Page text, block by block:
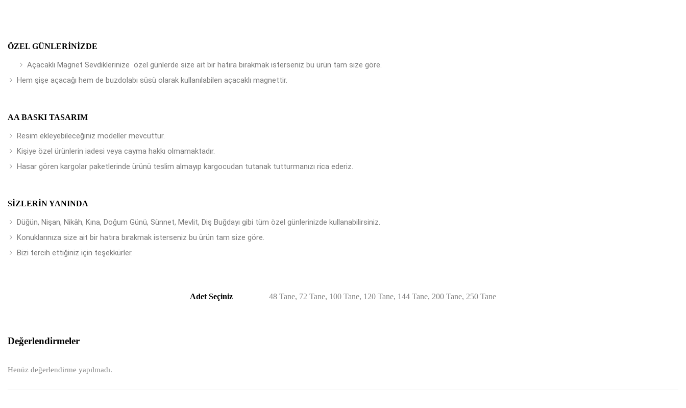
ÖZEL GÜNLERINIZDE
Açacaklı Magnet Sevdiklerinize özel günlerde size ait bir hatıra bırakmak isterseniz bu ürün tam size göre.
Hem şişe açacağı hem de buzdolabı süsü olarak kullanılabilen açacaklı magnettir.
AA BASKI TASARIM
Resim ekleyebileceğiniz modeller mevcuttur.
Kişiye özel ürünlerin iadesi veya cayma hakkı olmamaktadır.
Hasar gören kargolar paketlerinde ürünü teslim almayıp kargocudan tutanak tutturmanızı rica ederiz.
SIZLERIN YANINDA
Düğün, Nişan, Nikâh, Kına, Doğum Günü, Sünnet, Mevlit, Diş Buğdayı gibi tüm özel günlerinizde kullanabilirsiniz.
Konuklarınıza size ait bir hatıra bırakmak isterseniz bu ürün tam size göre.
Bizi tercih ettiğiniz için teşekkürler.
Adet Seçiniz 48 Tane, 72 Tane, 100 Tane, 120 Tane, 144 Tane, 200 Tane, 250 Tane
Değerlendirmeler
Henüz değerlendirme yapılmadı.